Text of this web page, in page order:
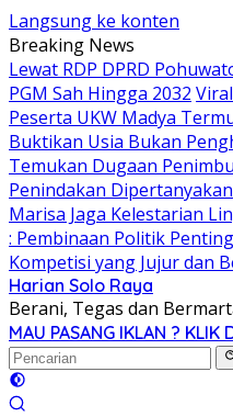
Langsung ke konten
Breaking News
Lewat RDP DPRD
PGM Sah Hingga 2032
Peserta UKW Madya
Buktikan Usia Bukan
Temukan Dugaan
Penindakan Dipertanyakan
Marisa Jaga Kelestarian
: Pembinaan Politik
Kompetisi yang Jujur dan
Harian Solo Raya
Berani, Tegas dan
MAU PASANG IKLAN ? KLIK